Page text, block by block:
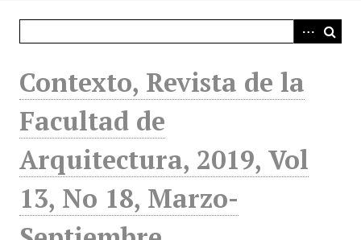
Contexto, Revista de la
Facultad de
Arquitectura, 2019, Vol
13, No 18, Marzo-